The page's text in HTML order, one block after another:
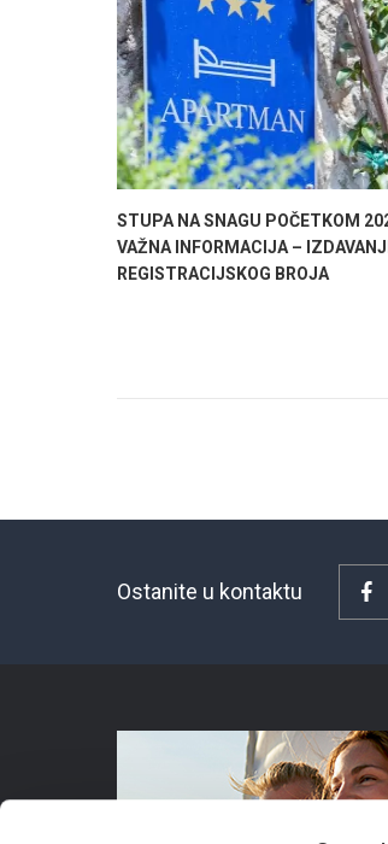
STUPA NA SNAGU POČETKOM
VAŽNA INFORMACIJA –
REGISTRACIJSKOG BROJA
Ostanite u kontaktu